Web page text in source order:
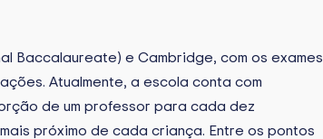
Baccalaureate) e Cambridge, com os exames
Atualmente, a escola conta com
de um professor para cada dez
próximo de cada criança. Entre os pontos